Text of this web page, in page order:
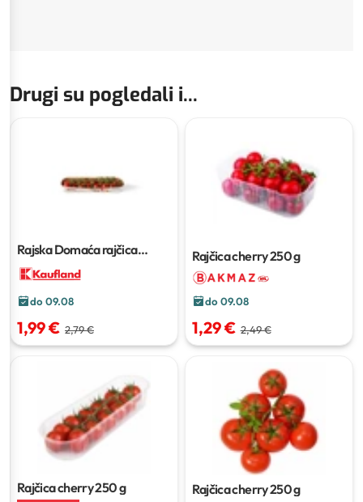
Drugi su pogledali i...
Rajska Domaća rajčica
do 09.08
1,99 € 2,79 €
Rajčica cherry250 g
do 09.08
1,29 € 2,49 €
Rajčica cherry250 g Rajčica cherry250 g